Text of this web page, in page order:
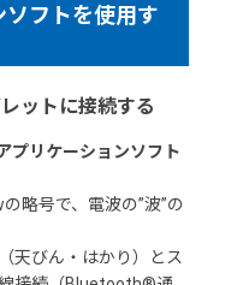
フトを使用す
ットに接続する
プリケーションソフト
略号で、電波の”波”の
天びん・はかり）とス